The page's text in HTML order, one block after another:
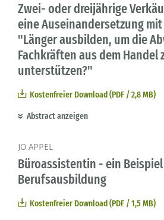
Zwei- oder dreijährige
eine Auseinandersetzung mit
"Länger ausbilden, um die
Fachkräften aus dem Handel
unterstützen?"
Kostenfreier Download (PDF / 2,8 MB)
Abstract anzeigen
JO APPEL
Büroassistentin - ein
Berufsausbildung
Kostenfreier Download (PDF / 1,5 MB)